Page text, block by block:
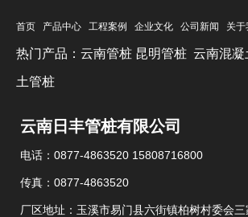
首页 产品中心 工程案例 企业文化 公司新闻 关于
热门产品： 云南管桩 昆明管桩 云南混凝
土管桩
云南日丰管桩有限公司
电话：0877-4863520 15808716800
传真：0877-4863520
厂区地址：玉溪市易门县六街镇柏树村委会三